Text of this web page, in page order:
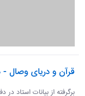
قرآن و دریای وصال
برگرفته از بیانات استاد در